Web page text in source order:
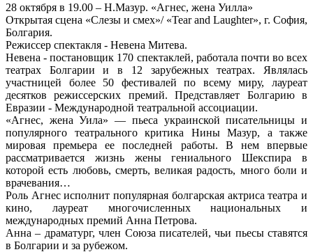
28 октября в 19.00 – Н.Мазур. «Агнес, жена Уилла»
Открытая сцена «Слезы и смех»/ «Tear and Laughter», г. София,
Болгария.
Режиссер спектакля - Невена Митева.
Невена - постановщик 170 спектаклей, работала почти во всех
театрах Болгарии и в 12 зарубежных театрах. Являлась
участницей более 50 фестивалей по всему миру, лауреат
десятков режиссерских премий. Представляет Болгарию в
Евразии - Международной театральной ассоциации.
«Агнес, жена Уила» — пьеса украинской писательницы и
популярного театрального критика Нины Мазур, а также
мировая премьера ее последней работы. В нем впервые
рассматривается жизнь жены гениального Шекспира в
которой есть любовь, смерть, великая радость, много боли и
врачевания…
Роль Агнес исполнит популярная болгарская актриса театра и
кино, лауреат многочисленных национальных и
международных премий Анна Петрова.
Анна – драматург, член Союза писателей, чьи пьесы ставятся
в Болгарии и за рубежом.